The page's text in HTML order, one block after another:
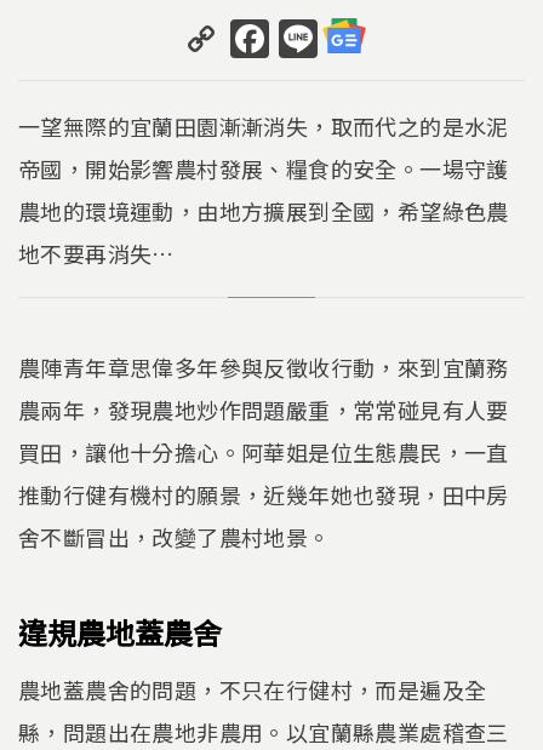
C
o
p
y
Li
n
F
a
c
e
b
o
k
Li
n
e
一望無際的宜蘭田園漸漸消失，取而代之的是水泥
帝國，開始影響農村發展、糧食的安全。一場守護
農地的環境運動，由地方擴展到全國，希望綠色農
地不要再消失…
農陣青年章思偉多年參與反徵收行動，來到宜蘭務
農兩年，發現農地炒作問題嚴重，常常碰見有人要
買田，讓他十分擔心。阿華姐是位生態農民，一直
推動行健有機村的願景，近幾年她也發現，田中房
舍不斷冒出，改變了農村地景。
違規農地蓋農舍
農地蓋農舍的問題，不只在行健村，而是遍及全
縣，問題出在農地非農用。以宜蘭縣農業處稽查三